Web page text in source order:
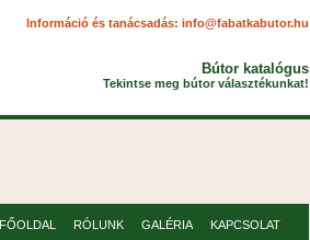
FŐOLDAL RÓLUNK GALÉRIA KAPCSOLAT
Információ és tanácsadás: info@fabatkabutor.hu
Bútor katalógus
Tekintse meg bútor választékunkat!